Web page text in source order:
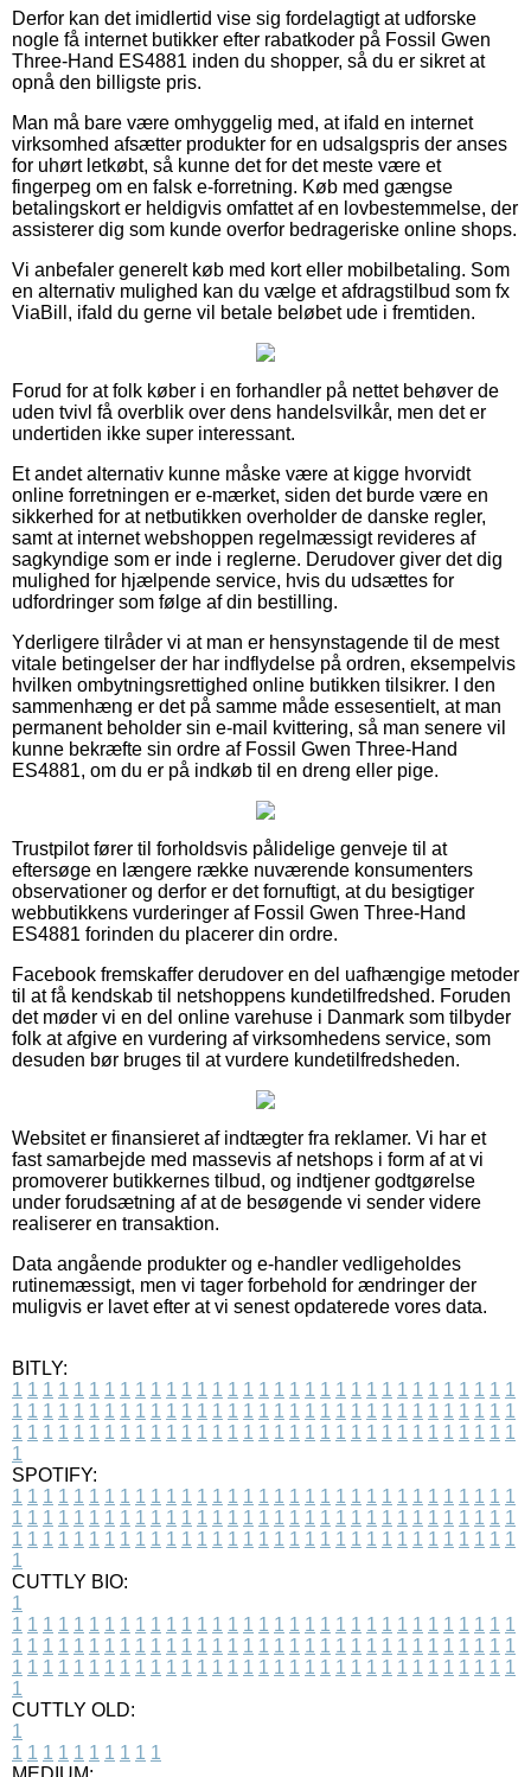
Derfor kan det imidlertid vise sig fordelagtigt at udforske
nogle få internet butikker efter rabatkoder på Fossil Gwen
Three-Hand ES4881 inden du shopper, så du er sikret at
opnå den billigste pris.
Man må bare være omhyggelig med, at ifald en internet
virksomhed afsætter produkter for en udsalgspris der anses
for uhørt letkøbt, så kunne det for det meste være et
fingerpeg om en falsk e-forretning. Køb med gængse
betalingskort er heldigvis omfattet af en lovbestemmelse, der
assisterer dig som kunde overfor bedrageriske online shops.
Vi anbefaler generelt køb med kort eller mobilbetaling. Som
en alternativ mulighed kan du vælge et afdragstilbud som fx
ViaBill, ifald du gerne vil betale beløbet ude i fremtiden.
Forud for at folk køber i en forhandler på nettet behøver de
uden tvivl få overblik over dens handelsvilkår, men det er
undertiden ikke super interessant.
Et andet alternativ kunne måske være at kigge hvorvidt
online forretningen er e-mærket, siden det burde være en
sikkerhed for at netbutikken overholder de danske regler,
samt at internet webshoppen regelmæssigt revideres af
sagkyndige som er inde i reglerne. Derudover giver det dig
mulighed for hjælpende service, hvis du udsættes for
udfordringer som følge af din bestilling.
Yderligere tilråder vi at man er hensynstagende til de mest
vitale betingelser der har indflydelse på ordren, eksempelvis
hvilken ombytningsrettighed online butikken tilsikrer. I den
sammenhæng er det på samme måde essesentielt, at man
permanent beholder sin e-mail kvittering, så man senere vil
kunne bekræfte sin ordre af Fossil Gwen Three-Hand
ES4881, om du er på indkøb til en dreng eller pige.
Trustpilot fører til forholdsvis pålidelige genveje til at
eftersøge en længere række nuværende konsumenters
observationer og derfor er det fornuftigt, at du besigtiger
webbutikkens vurderinger af Fossil Gwen Three-Hand
ES4881 forinden du placerer din ordre.
Facebook fremskaffer derudover en del uafhængige metoder
til at få kendskab til netshoppens kundetilfredshed. Foruden
det møder vi en del online varehuse i Danmark som tilbyder
folk at afgive en vurdering af virksomhedens service, som
desuden bør bruges til at vurdere kundetilfredsheden.
Websitet er finansieret af indtægter fra reklamer. Vi har et
fast samarbejde med massevis af netshops i form af at vi
promoverer butikkernes tilbud, og indtjener godtgørelse
under forudsætning af at de besøgende vi sender videre
realiserer en transaktion.
Data angående produkter og e-handler vedligeholdes
rutinemæssigt, men vi tager forbehold for ændringer der
muligvis er lavet efter at vi senest opdaterede vores data.
BITLY:
1 1 1 1 1 1 1 1 1 1 1 1 1 1 1 1 1 1 1 1 1 1 1 1 1 1 1 1 1 1 1 1 1
1 1 1 1 1 1 1 1 1 1 1 1 1 1 1 1 1 1 1 1 1 1 1 1 1 1 1 1 1 1 1 1 1
1 1 1 1 1 1 1 1 1 1 1 1 1 1 1 1 1 1 1 1 1 1 1 1 1 1 1 1 1 1 1 1 1
1
SPOTIFY:
1 1 1 1 1 1 1 1 1 1 1 1 1 1 1 1 1 1 1 1 1 1 1 1 1 1 1 1 1 1 1 1 1
1 1 1 1 1 1 1 1 1 1 1 1 1 1 1 1 1 1 1 1 1 1 1 1 1 1 1 1 1 1 1 1 1
1 1 1 1 1 1 1 1 1 1 1 1 1 1 1 1 1 1 1 1 1 1 1 1 1 1 1 1 1 1 1 1 1
1
CUTTLY BIO:
1
1 1 1 1 1 1 1 1 1 1 1 1 1 1 1 1 1 1 1 1 1 1 1 1 1 1 1 1 1 1 1 1 1
1 1 1 1 1 1 1 1 1 1 1 1 1 1 1 1 1 1 1 1 1 1 1 1 1 1 1 1 1 1 1 1 1
1 1 1 1 1 1 1 1 1 1 1 1 1 1 1 1 1 1 1 1 1 1 1 1 1 1 1 1 1 1 1 1 1
1
CUTTLY OLD:
1
1 1 1 1 1 1 1 1 1 1